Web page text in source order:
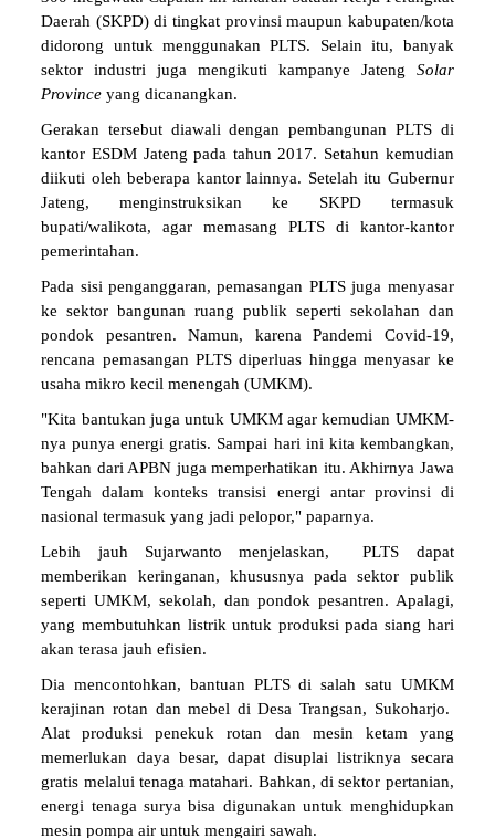
Daerah (SKPD) di tingkat provinsi maupun kabupaten/kota
didorong untuk menggunakan PLTS. Selain itu, banyak
sektor industri juga mengikuti kampanye Jateng Solar
Province yang dicanangkan.
Gerakan tersebut diawali dengan pembangunan PLTS di
kantor ESDM Jateng pada tahun 2017. Setahun kemudian
diikuti oleh beberapa kantor lainnya. Setelah itu Gubernur
Jateng, menginstruksikan ke SKPD termasuk
bupati/walikota, agar memasang PLTS di kantor-kantor
pemerintahan.
Pada sisi penganggaran, pemasangan PLTS juga menyasar
ke sektor bangunan ruang publik seperti sekolahan dan
pondok pesantren. Namun, karena Pandemi Covid-19,
rencana pemasangan PLTS diperluas hingga menyasar ke
usaha mikro kecil menengah (UMKM).
"Kita bantukan juga untuk UMKM agar kemudian UMKM-
nya punya energi gratis. Sampai hari ini kita kembangkan,
bahkan dari APBN juga memperhatikan itu. Akhirnya Jawa
Tengah dalam konteks transisi energi antar provinsi di
nasional termasuk yang jadi pelopor," paparnya.
Lebih jauh Sujarwanto menjelaskan, PLTS dapat
memberikan keringanan, khususnya pada sektor publik
seperti UMKM, sekolah, dan pondok pesantren. Apalagi,
yang membutuhkan listrik untuk produksi pada siang hari
akan terasa jauh efisien.
Dia mencontohkan, bantuan PLTS di salah satu UMKM
kerajinan rotan dan mebel di Desa Trangsan, Sukoharjo.
Alat produksi penekuk rotan dan mesin ketam yang
memerlukan daya besar, dapat disuplai listriknya secara
gratis melalui tenaga matahari. Bahkan, di sektor pertanian,
energi tenaga surya bisa digunakan untuk menghidupkan
mesin pompa air untuk mengairi sawah.